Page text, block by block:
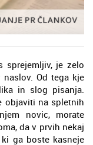
sprejemljiv, je zelo
Od tega kje
in slog pisanja.
objaviti na spletnih
novic, morate
da v prvih nekaj
ga boste kasneje